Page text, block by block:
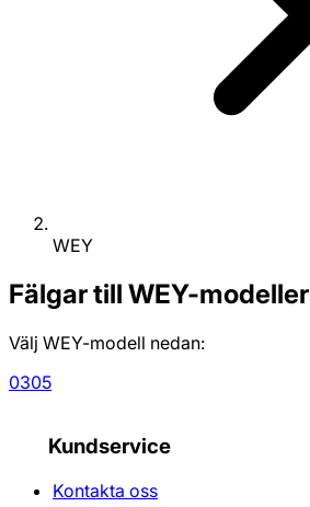
WEY
Fälgar till WEY-modeller
Välj WEY-modell nedan:
0305
Kundservice
Kontakta oss